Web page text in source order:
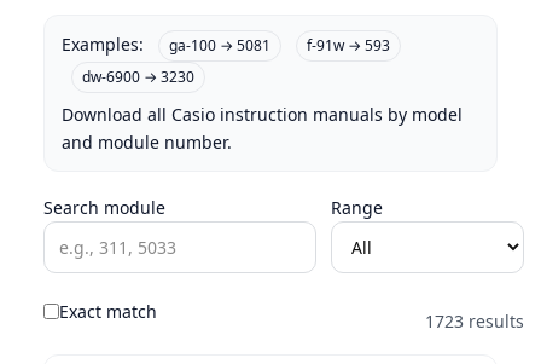
Examples: ga-100 → 5081
f-91w → 593
dw-6900 → 3230
Download all Casio instruction manuals by model
and module number.
Search module Range
Exact match 1723 results